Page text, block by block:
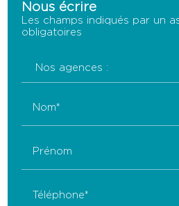
Nous écrire
Les champs indiqués par un
obligatoires
Nom*
Prénom
Téléphone*